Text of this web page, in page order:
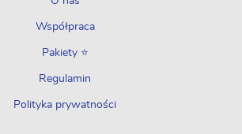
Współpraca
Pakiety ⭐
Regulamin
Polityka prywatności